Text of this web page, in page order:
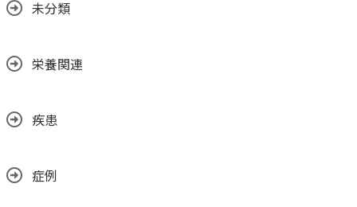
未分類
栄養関連
疾患
症例